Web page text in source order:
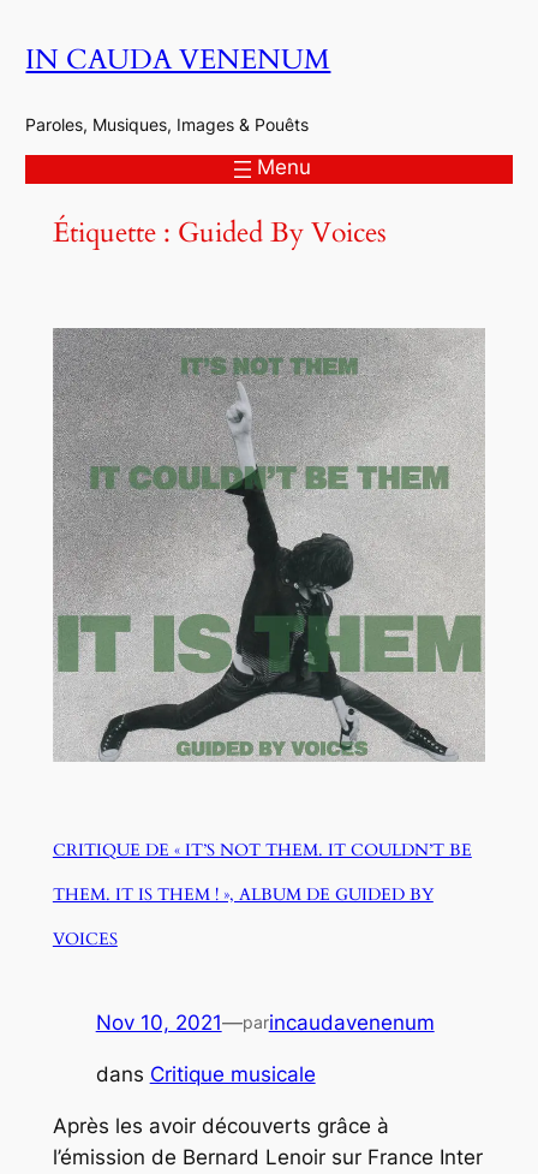
auIN CAUDA VENENUM
Paroles, Musiques, Images & Pouêts
Menu
Étiquette : Guided By Voices
CRITIQUE DE « IT’S NOT THEM. IT COULDN’T BE
THEM. IT IS THEM ! », ALBUM DE GUIDED BY
VOICES
Nov 10, 2021—parincaudavenenum
dans Critique musicale
Après les avoir découverts grâce à
l’émission de Bernard Lenoir sur France Inter